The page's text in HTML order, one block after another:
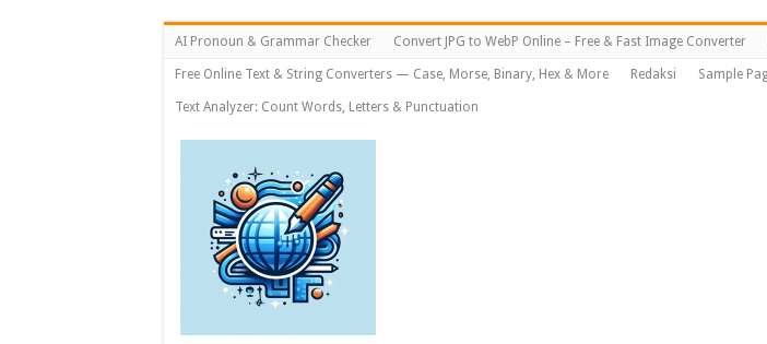
AI Pronoun & Grammar Checker Convert JPG to WebP Online – Free & Fast Image Converter
Free Online Text & String Converters — Case, Morse, Binary, Hex & More Redaksi Sample
Text Analyzer: Count Words, Letters & Punctuation